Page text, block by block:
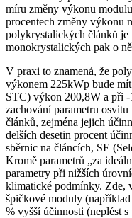
míru změny výkonu
procentech změny výkonu
polykrystalických článků je
monokrystalických pak o
V praxi to znamená, že
výkonem 225kWp bude
STC) výkon 200,8W a při -
zachování parametru
článků, zejména jejich
delších desetin procent
sběrnic na článcích, SE
Kromě parametrů „za
parametry při nižších
klimatické podmínky. Zde,
špičkové moduly
% vyšší účinnosti (neplést